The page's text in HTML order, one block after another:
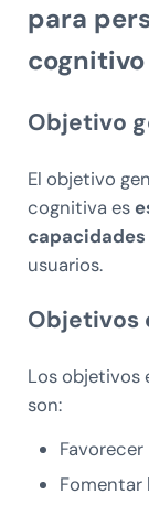
para
cognitivo
Objetivo
El objetivo
cognitiva es
usuarios.
Objetivos
Los objetivos
son:
Fomentar